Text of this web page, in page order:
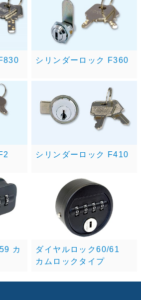
シリンダーロック F360
シリンダーロック F410
カ
ダイヤルロック60/61
カムロックタイプ